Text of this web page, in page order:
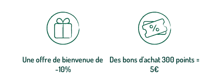
Une offre de bienvenue de
-10%
Des bons d'achat 300 points =
5€